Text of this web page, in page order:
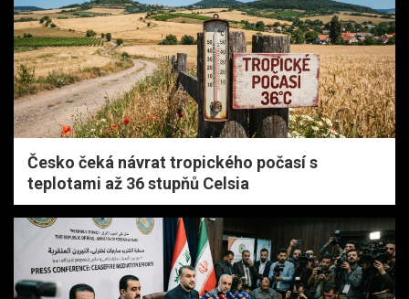
Česko čeká návrat tropického počasí s
teplotami až 36 stupňů Celsia